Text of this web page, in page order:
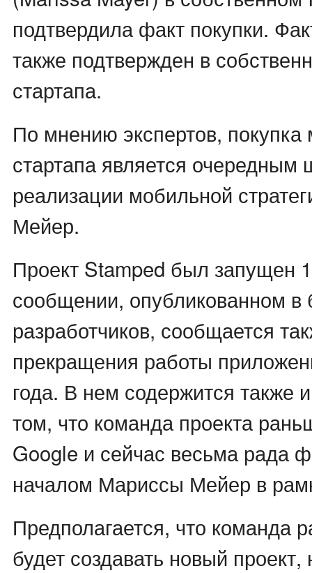
подтвердила факт покупки.
также подтвержден в
стартапа.
По мнению экспертов, покупка
стартапа является очередным
реализации мобильной
Мейер.
Проект Stamped был запущен
сообщении, опубликованном в
разработчиков, сообщается
прекращения работы
года. В нем содержится также
том, что команда проекта
Google и сейчас весьма рада
началом Мариссы Мейер в
Предполагается, что команда
будет создавать новый